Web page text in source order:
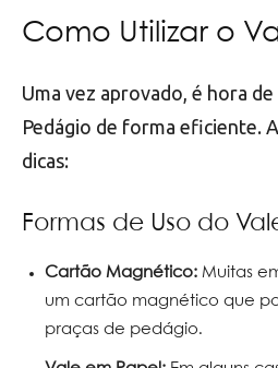
Como Utilizar o
Uma vez aprovado, é hora
Pedágio de forma eficiente.
dicas:
Formas de Uso do
Cartão Magnético: Muitas
um cartão magnético que
praças de pedágio.